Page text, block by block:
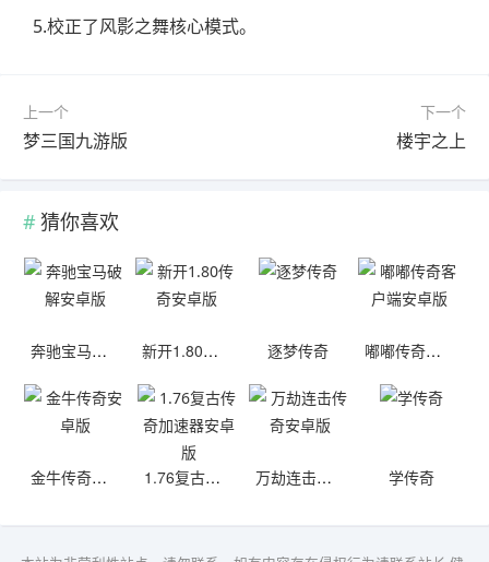
5.校正了风影之舞核心模式。
上一个
梦三国九游版
下一个
楼宇之上
猜你喜欢
奔驰宝马破解安卓版 新开1.80传奇安卓版 逐梦传奇 嘟嘟传奇客户端安卓版
金牛传奇安卓版 1.76复古传奇加速器安卓版 万劫连击传奇安卓版 学传奇